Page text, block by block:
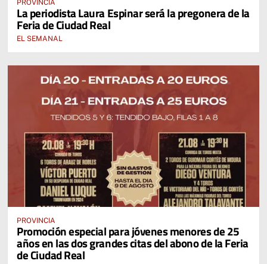
PROVINCIA
La periodista Laura Espinar será la pregonera de la
Feria de Ciudad Real
EL SEMANAL
PROVINCIA
Promoción especial para jóvenes menores de 25
años en las dos grandes citas del abono de la Feria
de Ciudad Real